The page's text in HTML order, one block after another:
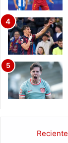
Reciente